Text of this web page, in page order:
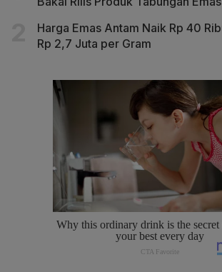
Harga Emas Antam Naik Rp 40
Rp 2,7 Juta per Gram